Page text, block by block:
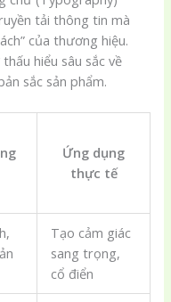
tải thông tin mà
của thương hiệu.
hiểu sâu sắc về
sắc sản phẩm.
Ứng dụng
thực tế
Tạo cảm giác
sang trọng,
cổ điển